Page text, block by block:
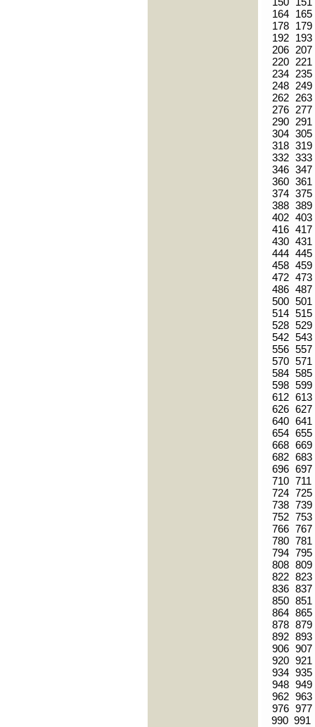
164
165
178
179
192
193
206 207
220
221
234
235
248
249
262
263
276
277
290
291
304 305
318 319
332 333
346 347
360 361
374 375
388 389
402 403
416 417
430 431
444 445
458 459
472 473
486 487
500 501
514 515
528 529
542 543
556 557
570 571
584 585
598 599
612 613
626 627
640 641
654 655
668 669
682 683
696 697
710 711
724 725
738 739
752 753
766 767
780 781
794 795
808 809
822 823
836 837
850 851
864 865
878 879
892 893
906 907
920 921
934 935
948 949
962 963
976 977
990 991